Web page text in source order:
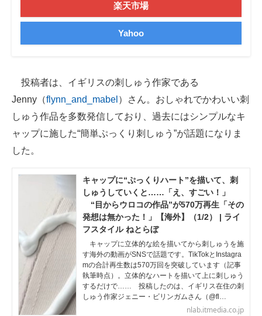
モノづくり技術者専門サイト
エレクトロニクス専門サイト
エネルギーの専門メディア
建設×テクノロジーの最前線
ちょっと気になるネットの話題
楽天市場
Yahoo
投稿者は、イギリスの刺しゅう作家である
Jenny（flynn_and_mabel ）さん。おしゃれでかわいい刺
しゅう作品を多数発信しており、過去にはシンプルなキ
ャップに施した“簡単ぷっくり刺しゅう”が話題になりま
した。
キャップに“ぷっくりハート”を描いて、刺
しゅうしていくと……「え、すごい！」
“目からウロコの作品”が570万再生「その
発想は無かった！」【海外】（1/2） | ライ
フスタイル ねとらぼ
キャップに立体的な絵を描いてから刺しゅうを施
す海外の動画がSNSで話題です。TikTokとInstagra
mの合計再生数は570万回を突破しています（記事
執筆時点）。立体的なハートを描いて上に刺しゅう
するだけで…… 投稿したのは、イギリス在住の刺
しゅう作家ジェニー・ビリンガムさん（@fl…
nlab.itmedia.co.jp